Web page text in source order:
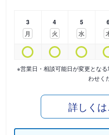
3
月
4
火
5
水
※営業日・相談可能日が変更とな
わせく
詳しく